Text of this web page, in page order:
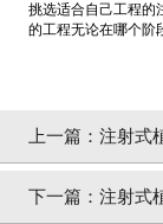
挑选适合自己工程的
的工程无论在哪个阶
上一篇： 注射式
下一篇： 注射式